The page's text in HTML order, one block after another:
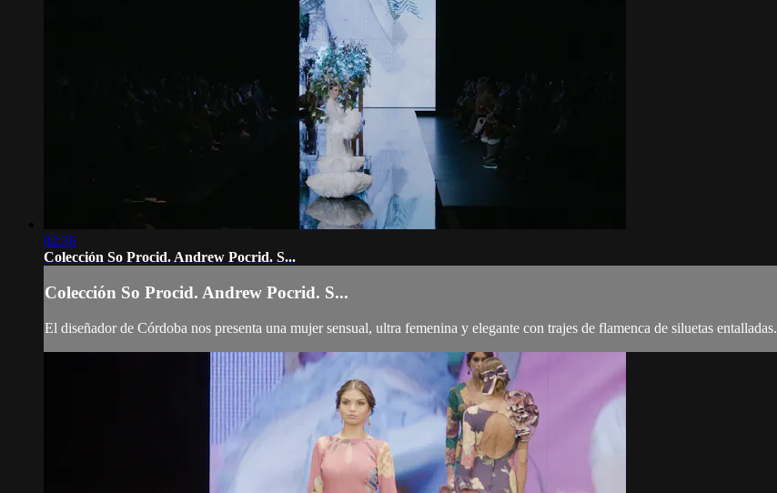
02:36
Colección So Procid. Andrew Pocrid. S...
Colección So Procid. Andrew Pocrid. S...
El diseñador de Córdoba nos presenta una mujer sensual, ultra femenina y elegante con trajes de flamenca de siluetas entalladas.